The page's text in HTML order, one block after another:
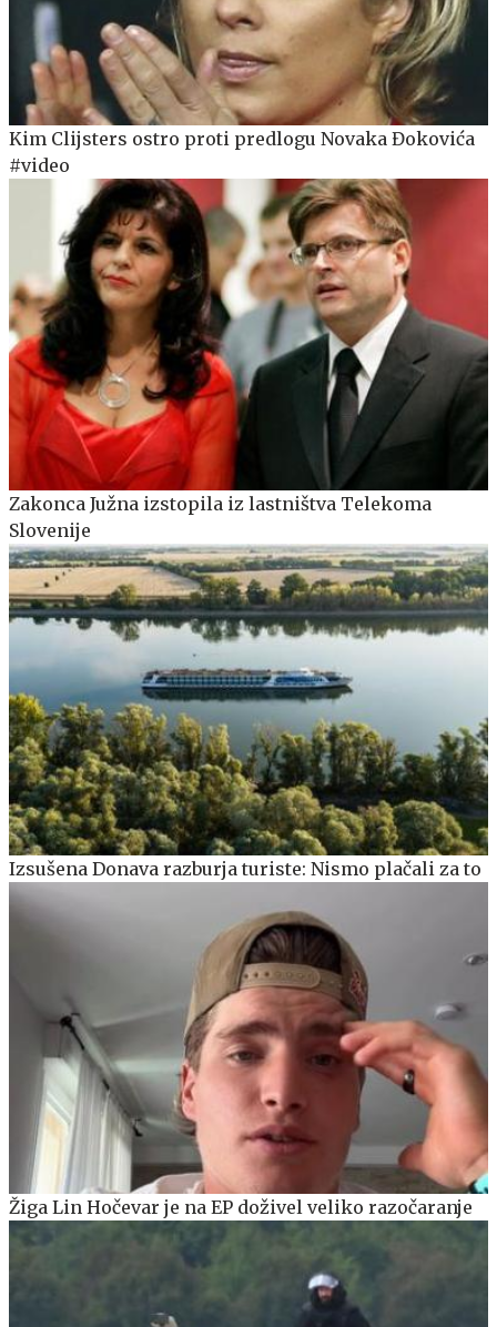
Kim Clijsters ostro proti predlogu Novaka Đokovića
#video
Zakonca Južna izstopila iz lastništva Telekoma
Slovenije
Izsušena Donava razburja turiste: Nismo plačali za to
Žiga Lin Hočevar je na EP doživel veliko razočaranje